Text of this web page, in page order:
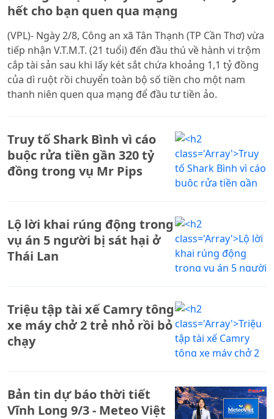
hết cho bạn quen qua mạng
(VPL)- Ngày 2/8, Công an xã Tân Thạnh (TP Cần Thơ) vừa
tiếp nhận V.T.M.T. (21 tuổi) đến đầu thú về hành vi trộm
cắp tài sản sau khi lấy két sắt chứa khoảng 1,1 tỷ đồng
của dì ruột rồi chuyển toàn bộ số tiền cho một nam
thanh niên quen qua mạng để đầu tư tiền ảo.
Truy tố Shark Bình vì cáo
buộc rửa tiền gần 320 tỷ
đồng trong vụ Mr Pips
Lộ lời khai rúng động trong
vụ án 5 người bị sát hại ở
Thái Lan
Triệu tập tài xế Camry tông
xe máy chở 2 trẻ nhỏ rồi bỏ
chạy
Bản tin dự báo thời tiết
Vĩnh Long 9/3 - Meteo Việt